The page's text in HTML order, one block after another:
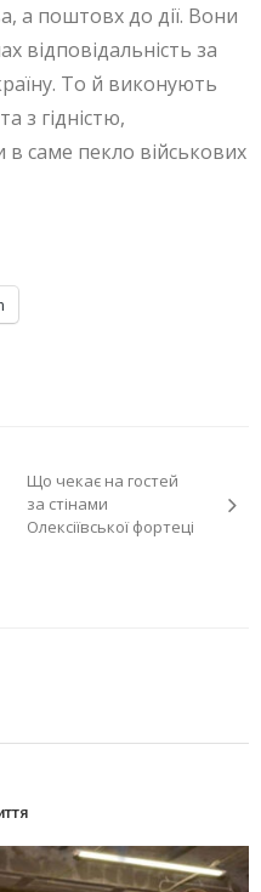
а поштовх до дії. Вони
відповідальність за
То й виконують
з гідністю,
саме пекло військових
Що чекає на гостей
за стінами
Олексіївської фортеці